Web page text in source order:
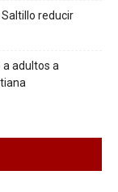
reducir
a adultos a